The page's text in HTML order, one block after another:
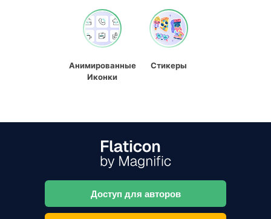
Анимированные
Иконки
Стикеры
Доступ для авторов